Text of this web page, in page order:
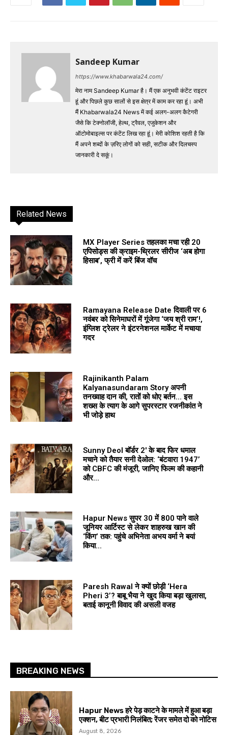
Sandeep Kumar
https://www.khabarwala24.com/
मेरा नाम Sandeep Kumar है। मैं एक अनुभवी कंटेंट राइटर
हूं और पिछले कुछ सालों से इस क्षेत्र में काम कर रहा हूं। अभी
मैं Khabarwala24 News में कई अलग-अलग कैटेगरी
जैसे कि टेक्नोलॉजी, हेल्थ, ट्रैवल, एजुकेशन और
ऑटोमोबाइल्स पर कंटेंट लिख रहा हूं। मेरी कोशिश रहती है कि
मैं अपने शब्दों के ज़रिए लोगों को सही, सटीक और दिलचस्प
जानकारी दे सकूं।
Related News
MX Player Series तहलका मचा रही 20
एपिसोड्स की क्राइम-थ्रिलर सीरीज ‘अब होगा
हिसाब’, फ्री में करें बिंज वॉच
Ramayana Release Date दिवाली पर 6
नवंबर को सिनेमाघरों में गूंजेगा ‘जय श्री राम’!,
इंग्लिश ट्रेलर ने इंटरनेशनल मार्केट में मचाया
गदर
Rajinikanth Palam
Kalyanasundaram Story अपनी
तनख्वाह दान की, रातों को धोए बर्तन… इस
शख्स के त्याग के आगे सुपरस्टार रजनीकांत ने
भी जोड़े हाथ
Sunny Deol बॉर्डर 2′ के बाद फिर धमाल
मचाने को तैयार सनी देओल: ‘बंटवारा 1947’
को CBFC की मंजूरी, जानिए फिल्म की कहानी
और...
Hapur News सुपर 30 में ₹800 पाने वाले
जूनियर आर्टिस्ट से लेकर शाहरुख खान की
‘किंग’ तक: पहुंचे अभिनेता अभय वर्मा ने बयां
किया...
Paresh Rawal ने क्यों छोड़ी ‘Hera
Pheri 3’? बाबू भैया ने खुद किया बड़ा खुलासा,
बताई कानूनी विवाद की असली वजह
BREAKING NEWS
Hapur News हरे पेड़ काटने के मामले में हुआ बड़ा
एक्शन, बीट प्रभारी निलंबित; रेंजर समेत दो को नोटिस
August 8, 2026